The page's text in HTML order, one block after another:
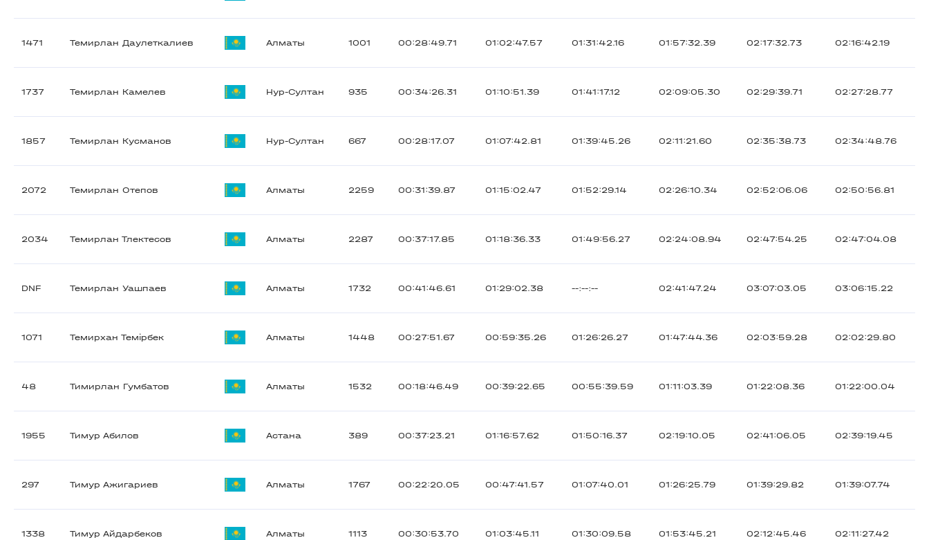
1471 Темирлан Даулеткалиев Алматы 1001 00:28:49.71 01:02:47.57 01:31:42.16 01:57:32.39 02:17:32.73 02:16:42.19
1737 Темирлан Камелев Нур-Султан 935 00:34:26.31 01:10:51.39 01:41:17.12 02:09:05.30 02:29:39.71 02:27:28.77
1857 Темирлан Кусманов Нур-Султан 667 00:28:17.07 01:07:42.81 01:39:45.26 02:11:21.60 02:35:38.73 02:34:48.76
2072 Темирлан Отепов Алматы 2259 00:31:39.87 01:15:02.47 01:52:29.14 02:26:10.34 02:52:06.06 02:50:56.81
2034 Темирлан Тлектесов Алматы 2287 00:37:17.85 01:18:36.33 01:49:56.27 02:24:08.94 02:47:54.25 02:47:04.08
DNF Темирлан Уашпаев Алматы 1732 00:41:46.61 01:29:02.38 --:--:-- 02:41:47.24 03:07:03.05 03:06:15.22
1071 Темирхан Темірбек Алматы 1448 00:27:51.67 00:59:35.26 01:26:26.27 01:47:44.36 02:03:59.28 02:02:29.80
48 Тимирлан Гумбатов Алматы 1532 00:18:46.49 00:39:22.65 00:55:39.59 01:11:03.39 01:22:08.36 01:22:00.04
1955 Тимур Абилов Астана 389 00:37:23.21 01:16:57.62 01:50:16.37 02:19:10.05 02:41:06.05 02:39:19.45
297 Тимур Ажигариев Алматы 1767 00:22:20.05 00:47:41.57 01:07:40.01 01:26:25.79 01:39:29.82 01:39:07.74
1338 Тимур Айдарбеков Алматы 1113 00:30:53.70 01:03:45.11 01:30:09.58 01:53:45.21 02:12:45.46 02:11:27.42